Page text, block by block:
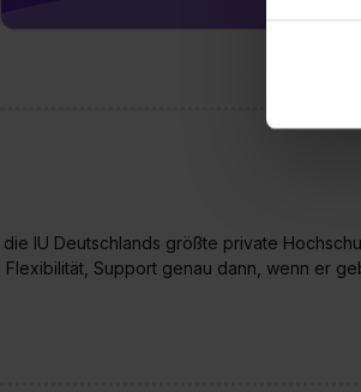
zu. .
die IU Deutschlands größte private
Flexibilität, Support genau dann, wenn er